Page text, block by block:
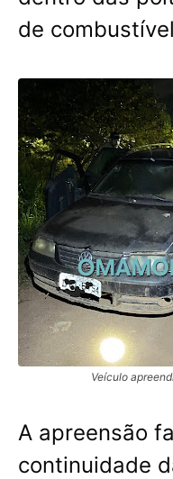
de
Veículo
A apreensão
continuidade